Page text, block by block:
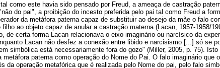
como este havia sido pensado por Freud, a ameaça de castração
do pai", a proibição do incesto preferida pelo pai tal como Freud a
da metáfora paterna capaz de substituir ao desejo da mãe o falo
ao objeto capaz de anular a castração materna (Lacan, 1957-1958/
de certa forma Lacan relacionava o eixo imaginário ou narcísico da
Lacan não desfez a conexão entre libido e narcisismo [...] só se
simbólica está necessariamente fora do gozo" (Miller, 2005, p. 75). Isto
paterna como operação do Nome do Pai. O falo imaginário que
da operação metafórica que é realizada pelo Nome do pai, pelo falo